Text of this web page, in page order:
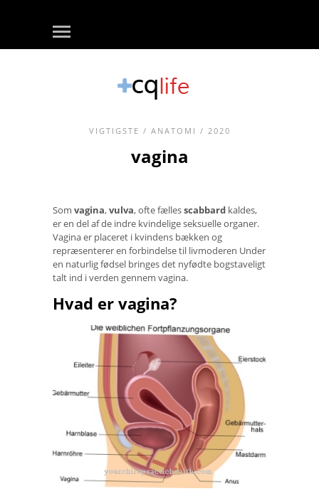
VIGTIGSTE / ANATOMI / 2020
vagina
Som vagina,vulva, ofte fællesscabbard kaldes,
er en del af de indre kvindelige seksuelle organer.
Vagina er placeret i kvindens bækken og
repræsenterer en forbindelse til livmoderen Under
en naturlig fødsel bringes det nyfødte bogstaveligt
talt ind i verden gennem vagina.
Hvad er vagina?